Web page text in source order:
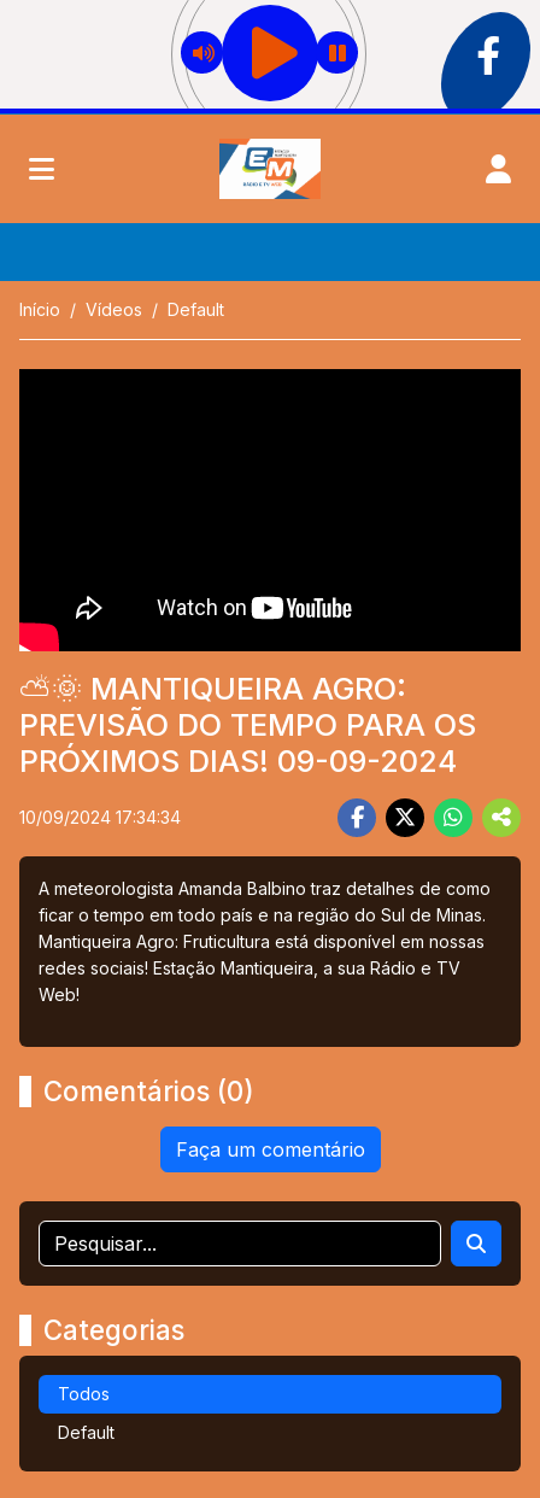
Início Vídeos Default
⛅🌞 MANTIQUEIRA AGRO:
PREVISÃO DO TEMPO PARA OS
PRÓXIMOS DIAS! 09-09-2024
10/09/2024 17:34:34
A meteorologista Amanda Balbino traz detalhes de como
ficar o tempo em todo país e na região do Sul de Minas.
Mantiqueira Agro: Fruticultura está disponível em nossas
redes sociais! Estação Mantiqueira, a sua Rádio e TV
Web!
Comentários (0)
Faça um comentário
Categorias
Todos
Default